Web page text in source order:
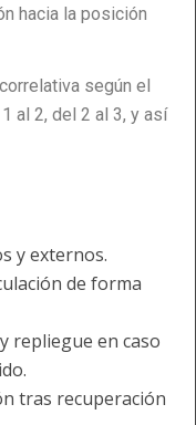
hacia la posición
según el
al 2, del 2 al 3, y así
y externos.
de forma
repliegue en caso
tras recuperación